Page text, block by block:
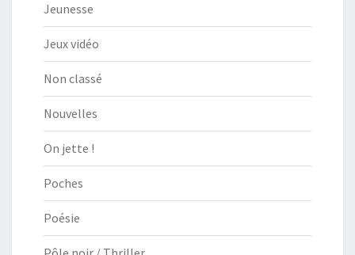
Jeunesse
Jeux vidéo
Non classé
Nouvelles
On jette !
Poches
Poésie